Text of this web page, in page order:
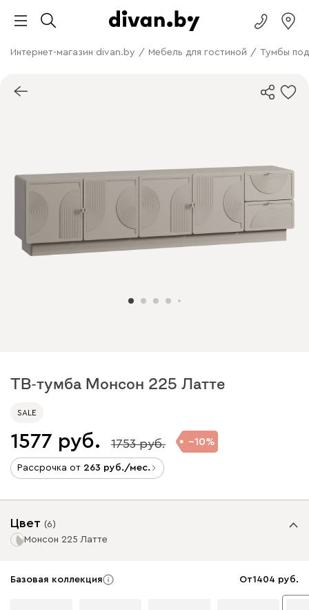
Интернет-магазин divan.by / Мебель для гостиной / Тумбы
ТВ-тумба Монсон 225 Латте
SALE
1577 1753 10
Рассрочка от 263 /мес.
Цвет (6)
Монсон 225 Латте
Базовая коллекция От1404